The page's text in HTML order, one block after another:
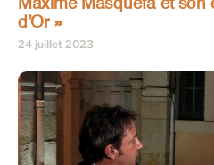
Maxime Masquefa et son
d’Or »
24 juillet 2023